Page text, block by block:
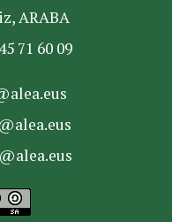
ARABA
71 60 09